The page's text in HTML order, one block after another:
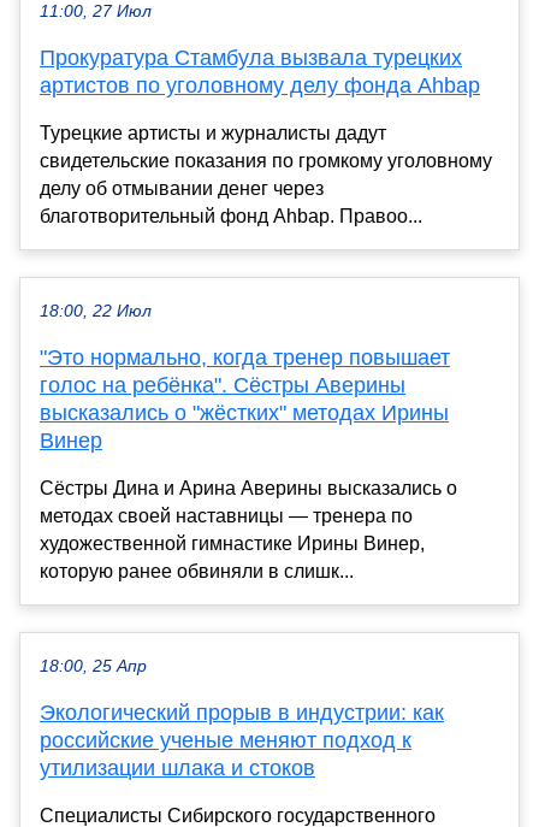
11:00, 27 Июл
Прокуратура Стамбула вызвала турецких
артистов по уголовному делу фонда Ahbap
Турецкие артисты и журналисты дадут
свидетельские показания по громкому уголовному
делу об отмывании денег через
благотворительный фонд Ahbap. Правоо...
18:00, 22 Июл
"Это нормально, когда тренер повышает
голос на ребёнка". Сёстры Аверины
высказались о "жёстких" методах Ирины
Винер
Сёстры Дина и Арина Аверины высказались о
методах своей наставницы — тренера по
художественной гимнастике Ирины Винер,
которую ранее обвиняли в слишк...
18:00, 25 Апр
Экологический прорыв в индустрии: как
российские ученые меняют подход к
утилизации шлака и стоков
Специалисты Сибирского государственного